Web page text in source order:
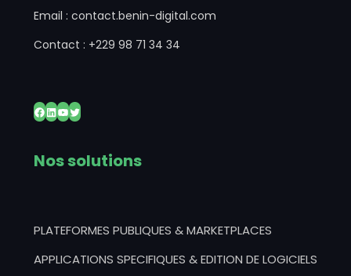
Email : contact.benin-digital.com
Contact : +229 98 71 34 34
Facebook
LinkedIn
YouTube
Twitter
Nos solutions
PLATEFORMES PUBLIQUES & MARKETPLACES
APPLICATIONS SPECIFIQUES & EDITION DE LOGICIELS